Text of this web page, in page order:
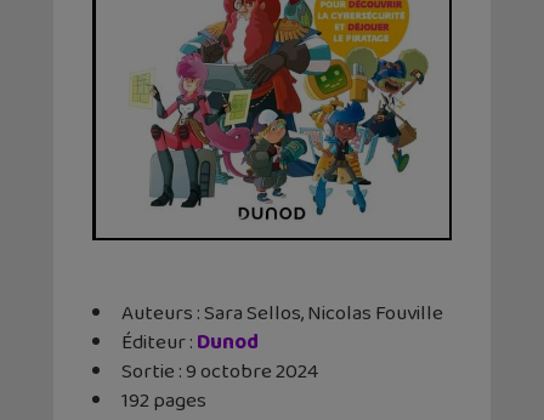
Auteurs : Sara Sellos, Nicolas Fouville
Éditeur ‏: ‎Dunod
Sortie : 9 octobre 2024
192 pages